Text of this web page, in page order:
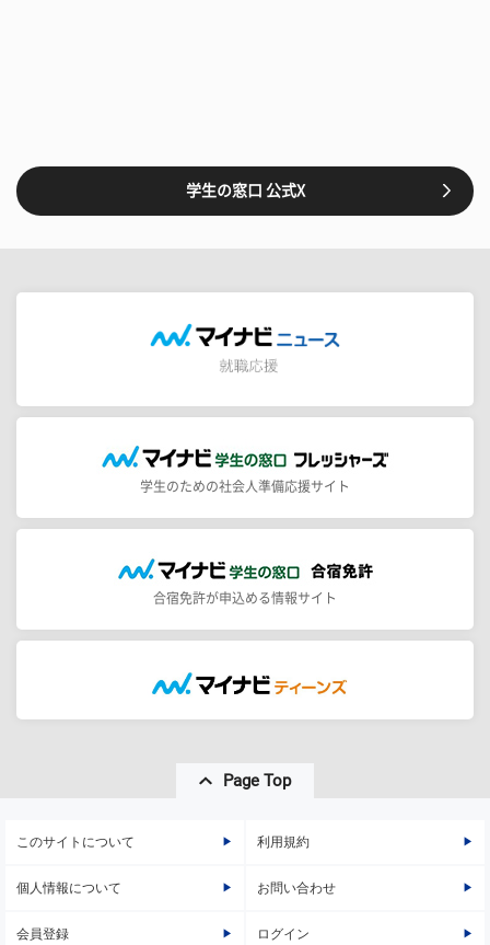
学生の窓口 公式X
学生のための社会人準備応援サイト
合宿免許が申込める情報サイト
Page Top
このサイトについて 利用規約
個人情報について お問い合わせ
会員登録 ログイン